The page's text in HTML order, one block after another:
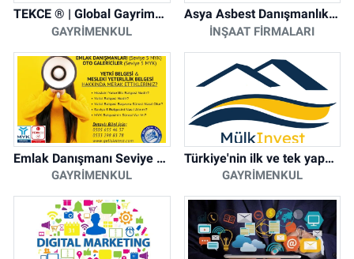
TEKCE ® | Global Gayrimenkul Şirketi
GAYRIMENKUL
Asya Asbest Danışmanlık - Asbest Söküm ve Asbest Raporu
İNŞAAT FIRMALARI
Emlak Danışmanı Seviye 5 Mesleki Yeterlilik Belgesi
GAYRIMENKUL
Türkiye'nin ilk ve tek yapay zeka destekli arsa ilan platformu
GAYRIMENKUL